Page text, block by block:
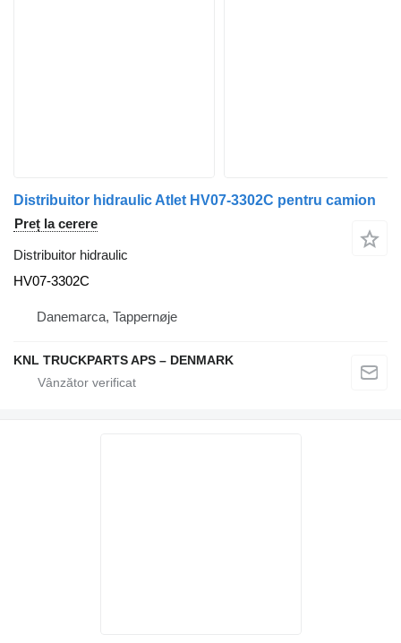
Distribuitor hidraulic Atlet HV07-3302C pentru camion
Preț la cerere
Distribuitor hidraulic
HV07-3302C
Danemarca, Tappernøje
KNL TRUCKPARTS APS – DENMARK